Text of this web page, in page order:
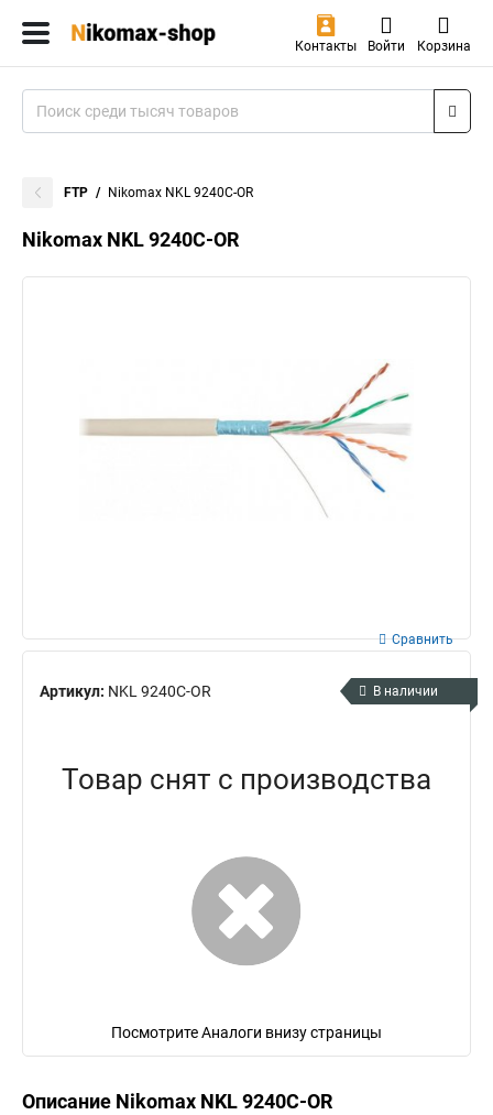
Контакты Войти Корзина
FTP Nikomax NKL 9240C-OR
Nikomax NKL 9240C-OR
Артикул: NKL 9240C-OR
Сравнить
В наличии
Товар снят с производства
Посмотрите Аналоги внизу страницы
Описание Nikomax NKL 9240C-OR